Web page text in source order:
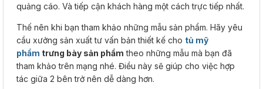
quảng cáo. Và tiếp cận khách hàng một cách trực tiếp nhất.
Thế nên khi bạn tham khảo những mẫu sản phẩm. Hãy yêu
cầu xưởng sản xuất tư vấn bản thiết kế cho tủ mỹ
phẩm trưng bày sản phẩm theo những mẫu mà bạn đã
tham khảo trên mạng nhé. Điều này sẽ giúp cho việc hợp
tác giữa 2 bên trở nên dễ dàng hơn.